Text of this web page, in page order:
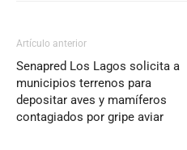
Artículo anterior
Senapred Los Lagos solicita a
municipios terrenos para
depositar aves y mamíferos
contagiados por gripe aviar